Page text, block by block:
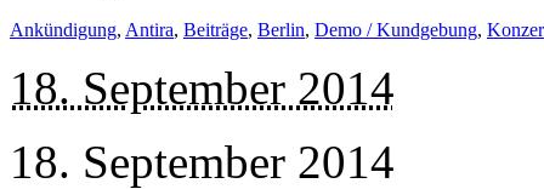
Ankündigung, Antira, Beiträge, Berlin, Demo / Kundgebung,
18. September 2014
18. September 2014